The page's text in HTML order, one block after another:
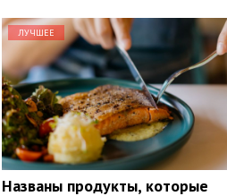
ЛУЧШЕЕ
Названы продукты, которые